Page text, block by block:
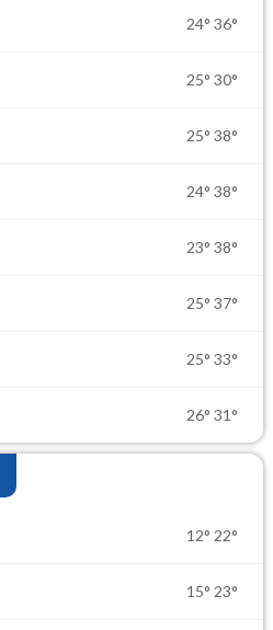
24° 36°
25° 30°
25° 38°
24° 38°
23° 38°
25° 37°
25° 33°
26° 31°
12° 22°
15° 23°